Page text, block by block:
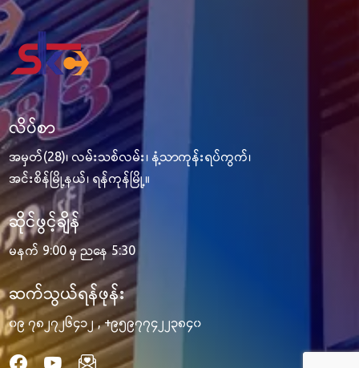
လိပ်စာ
အမှတ်(28)၊ လမ်းသစ်လမ်း၊ နံ့သာကုန်းရပ်ကွက်၊
အင်းစိန်မြို့နယ်၊ ရန်ကုန်မြို့။
ဆိုင်ဖွင့်ချိန်
မနက် 9:00 မှ ညနေ 5:30
ဆက်သွယ်ရန်ဖုန်း
၀၉ ၇၈၂၇၂၆၄၁၂ ,+၉၅၉၇၇၄၂၂၃၈၄၀